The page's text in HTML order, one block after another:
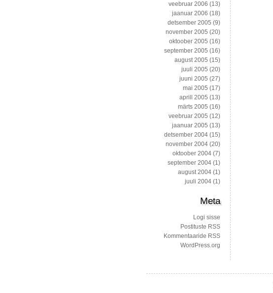
veebruar 2006 (13)
jaanuar 2006 (18)
detsember 2005 (9)
november 2005 (20)
oktoober 2005 (16)
september 2005 (16)
august 2005 (15)
juuli 2005 (20)
juuni 2005 (27)
mai 2005 (17)
aprill 2005 (13)
märts 2005 (16)
veebruar 2005 (12)
jaanuar 2005 (13)
detsember 2004 (15)
november 2004 (20)
oktoober 2004 (7)
september 2004 (1)
august 2004 (1)
juuli 2004 (1)
Meta
Logi sisse
Postituste RSS
Kommentaaride RSS
WordPress.org